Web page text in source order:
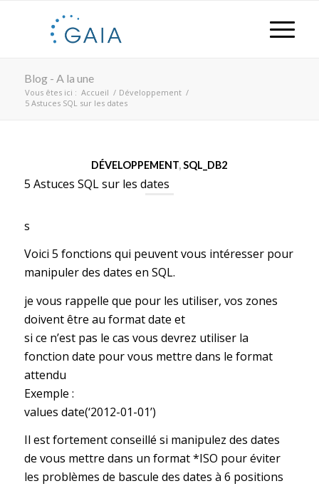
Blog - A la une
Vous êtes ici : Accueil / Développement /
5 Astuces SQL sur les dates
DÉVELOPPEMENT,SQL_DB2
5 Astuces SQL sur les dates
s
Voici 5 fonctions qui peuvent vous intéresser pour
manipuler des dates en SQL.
je vous rappelle que pour les utiliser, vos zones
doivent être au format date et
si ce n’est pas le cas vous devrez utiliser la
fonction date pour vous mettre dans le format
attendu
Exemple :
values date(‘2012-01-01’)
Il est fortement conseillé si manipulez des dates
de vous mettre dans un format *ISO pour éviter
les problèmes de bascule des dates à 6 positions